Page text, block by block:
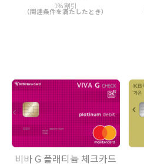
1% 割引
（関連条件を満たしたとき）
비바 G 플래티늄 체크카드